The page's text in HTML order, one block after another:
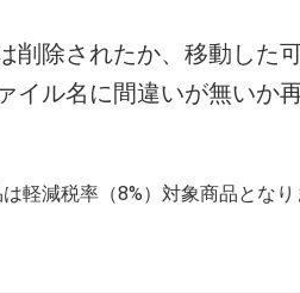
削除されたか、移動した
イル名に間違いが無いか
軽減税率（8%）対象商品となり